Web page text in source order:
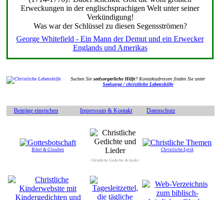
Erweckungen in der englischsprachigen Welt unter seiner
Verkündigung!
Was war der Schlüssel zu diesen Segensströmen?
George Whitefield - Ein Mann der Demut und ein Erwecker
Englands und Amerikas
Suchen Sieseelsorgerliche Hilfe? Kontaktadressen finden Sie unter
Seelsorge / christliche Lebenshilfe
Beiträge einreichen Impressum & Kontakt Datenschutz
Bibel & Glauben
Christliche Gedichte & Lieder
Christliche Lyrik